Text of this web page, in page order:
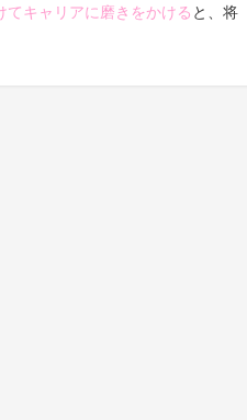
キャリアに磨きをかける と、将